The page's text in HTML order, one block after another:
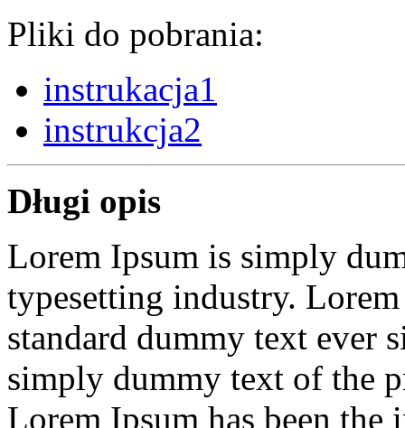
Pliki do pobrania:
instrukacja1
instrukcja2
Długi opis
Lorem Ipsum is simply
typesetting industry.
standard dummy text ever
simply dummy text of the
Lorem Ipsum has been the